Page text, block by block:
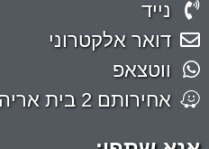
נייד
דואר אלקטרוני
ווטצאפ
אחירותם 2 בית אריה